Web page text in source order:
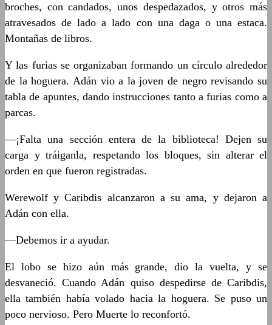
broches, con candados, unos despedazados, y otros más
atravesados de lado a lado con una daga o una estaca.
Montañas de libros.
Y las furias se organizaban formando un círculo alrededor
de la hoguera. Adán vio a la joven de negro revisando su
tabla de apuntes, dando instrucciones tanto a furias como a
parcas.
—¡Falta una sección entera de la biblioteca! Dejen su
carga y tráiganla, respetando los bloques, sin alterar el
orden en que fueron registradas.
Werewolf y Caribdis alcanzaron a su ama, y dejaron a
Adán con ella.
—Debemos ir a ayudar.
El lobo se hizo aún más grande, dio la vuelta, y se
desvaneció. Cuando Adán quiso despedirse de Caribdis,
ella también había volado hacia la hoguera. Se puso un
poco nervioso. Pero Muerte lo reconfortó.